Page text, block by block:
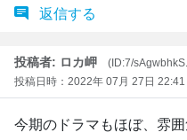
返信する
投稿者: ロカ岬
(ID:7/
投稿日時：2022年 07月 27日 22:41
今期のドラマもほぼ、雰